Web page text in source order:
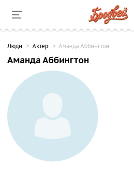
Люди Актер Аманда Аббингтон
Аманда Аббингтон